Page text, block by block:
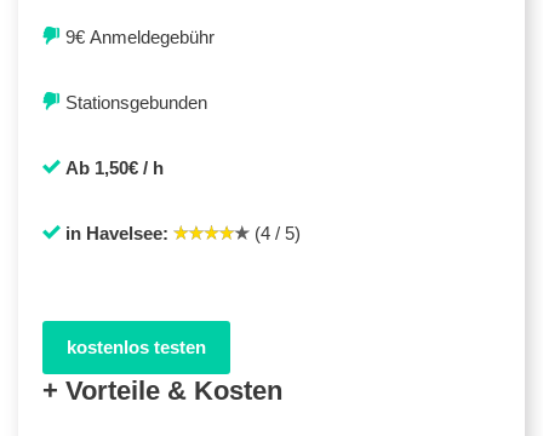
9€ Anmeldegebühr
Stationsgebunden
Ab 1,50€ / h
in Havelsee: (4 / 5)
kostenlos testen
+ Vorteile & Kosten